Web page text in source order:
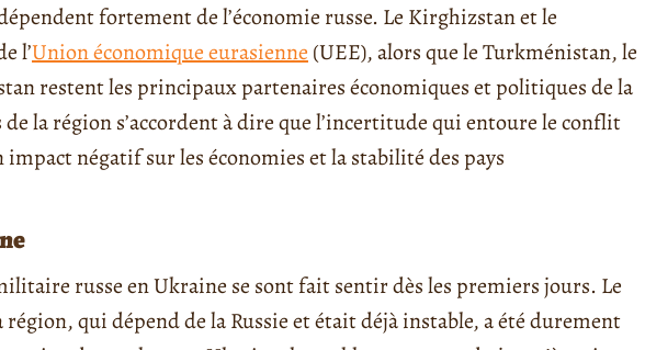
fortement de l’économie russe. Le Kirghizstan et le
l’Union économique eurasienne (UEE), alors que le Turkménistan, le
restent les principaux partenaires économiques et politiques de la
de la région s’accordent à dire que l’incertitude qui entoure le conflit
négatif sur les économies et la stabilité des pays
russe en Ukraine se sont fait sentir dès les premiers jours. Le
région, qui dépend de la Russie et était déjà instable, a été durement